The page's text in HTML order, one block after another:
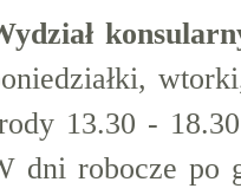
13.30 - 18.30
dni robocze po